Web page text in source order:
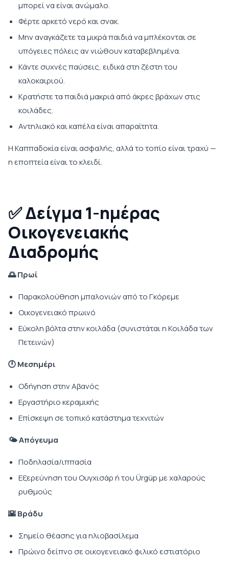
μπορεί να είναι ανώμαλο.
Φέρτε αρκετό νερό και σνακ.
Μην αναγκάζετε τα μικρά παιδιά να μπλέκονται σε
υπόγειες πόλεις αν νιώθουν καταβεβλημένα.
Κάντε συχνές παύσεις, ειδικά στη ζέστη του
καλοκαιριού.
Κρατήστε τα παιδιά μακριά από άκρες βράχων στις
κοιλάδες.
Αντηλιακό και καπέλα είναι απαραίτητα.
Η Καππαδοκία είναι ασφαλής, αλλά το τοπίο είναι τραχύ —
η εποπτεία είναι το κλειδί.
✅Δείγμα 1-ημέρας
Οικογενειακής
Διαδρομής
🌅 Πρωί
Παρακολούθηση μπαλονιών από το Γκόρεμε
Οικογενειακό πρωινό
Εύκολη βόλτα στην κοιλάδα (συνιστάται η Κοιλάδα των
Πετεινών)
🕛 Μεσημέρι
Οδήγηση στην Αβανός
Εργαστήριο κεραμικής
Επίσκεψη σε τοπικό κατάστημα τεχνιτών
🌤 Απόγευμα
Ποδηλασία/ιππασία
Εξερεύνηση του Ουγχισάρ ή του Ürgüp με χαλαρούς
ρυθμούς
🌇 Βράδυ
Σημείο θέασης για ηλιοβασίλεμα
Πρώινο δείπνο σε οικογενειακό φιλικό εστιατόριο